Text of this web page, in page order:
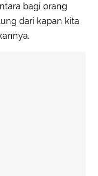
bagi orang
dari kapan kita